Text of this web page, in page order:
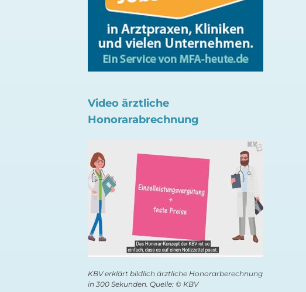
Video ärztliche
Honorarabrechnung
KBV erklärt bildlich ärztliche Honorarberechnung
in 300 Sekunden. Quelle: © KBV